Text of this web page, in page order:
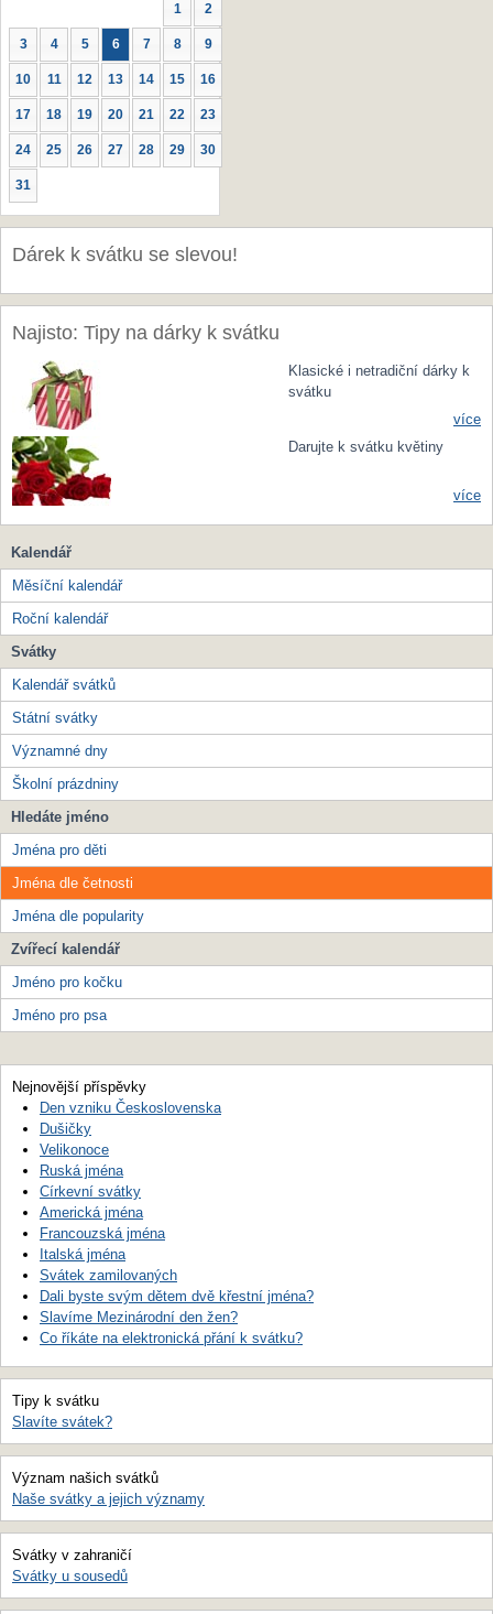
1 2
3 4 5 6 7 8 9
10 11 12 13 14 15 16
17 18 19 20 21 22 23
24 25 26 27 28 29 30
31
Dárek k svátku se slevou!
Najisto: Tipy na dárky k svátku
Klasické i netradiční dárky k
svátku
více
Darujte k svátku květiny
více
Kalendář
Měsíční kalendář
Roční kalendář
Svátky
Kalendář svátků
Státní svátky
Významné dny
Školní prázdniny
Hledáte jméno
Jména pro děti
Jména dle četnosti
Jména dle popularity
Zvířecí kalendář
Jméno pro kočku
Jméno pro psa
Nejnovější příspěvky
Den vzniku Československa
Dušičky
Velikonoce
Ruská jména
Církevní svátky
Americká jména
Francouzská jména
Italská jména
Svátek zamilovaných
Dali byste svým dětem dvě křestní jména?
Slavíme Mezinárodní den žen?
Co říkáte na elektronická přání k svátku?
Tipy k svátku
Slavíte svátek?
Význam našich svátků
Naše svátky a jejich významy
Svátky v zahraničí
Svátky u sousedů